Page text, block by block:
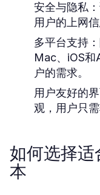
安全与隐私：
用户的上网
多平台支持：
Mac、iOS和
户的需求。
用户友好的界
观，用户只
如何选择
本